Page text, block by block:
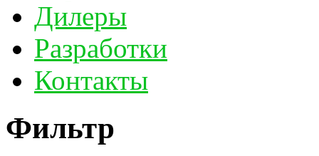
Дилеры
Разработки
Контакты
Фильтр